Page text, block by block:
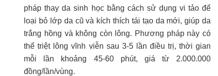
pháp thay da sinh học bằng cách sử dụng vi tảo để
loại bỏ lớp da cũ và kích thích tái tạo da mới, giúp da
trắng hồng và không còn lông. Phương pháp này có
thể triệt lông vĩnh viễn sau 3-5 lần điều trị, thời gian
mỗi lần khoảng 45-60 phút, giá từ 2.000.000
đồng/lần/vùng.